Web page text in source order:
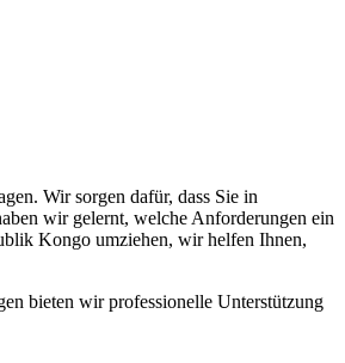
Wir sorgen dafür, dass Sie in
wir gelernt, welche Anforderungen ein
Kongo umziehen, wir helfen Ihnen,
bieten wir professionelle Unterstützung